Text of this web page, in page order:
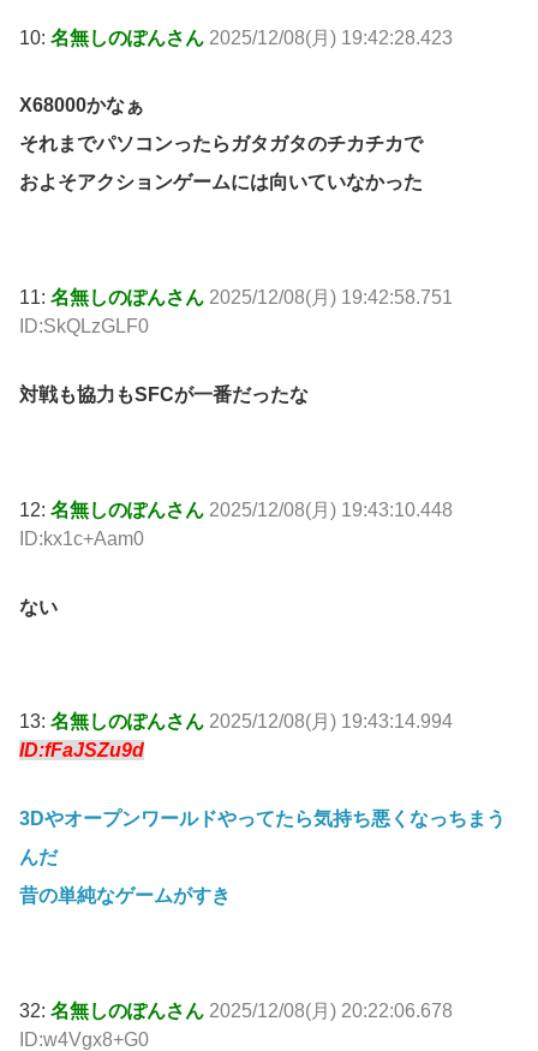
10: 名無しのぽんさん 2025/12/08(月) 19:42:28.423
X68000かなぁ
それまでパソコンったらガタガタのチカチカで
およそアクションゲームには向いていなかった
11: 名無しのぽんさん 2025/12/08(月) 19:42:58.751
ID:SkQLzGLF0
対戦も協力もSFCが一番だったな
12: 名無しのぽんさん 2025/12/08(月) 19:43:10.448
ID:kx1c+Aam0
ない
13: 名無しのぽんさん 2025/12/08(月) 19:43:14.994
ID:fFaJSZu9d
3Dやオープンワールドやってたら気持ち悪くなっちまう
んだ
昔の単純なゲームがすき
32: 名無しのぽんさん 2025/12/08(月) 20:22:06.678
ID:w4Vgx8+G0